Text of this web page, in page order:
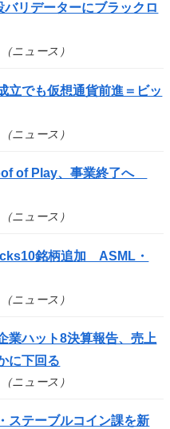
リデーターにブラックロ
ニュース）
立でも仮想通貨前進＝ビッ
ニュース）
of Play、事業終了へ
ニュース）
銘柄追加 ASML・
ニュース）
業ハット8決算報告、売上
に下回る
ニュース）
ステーブルコイン課を新